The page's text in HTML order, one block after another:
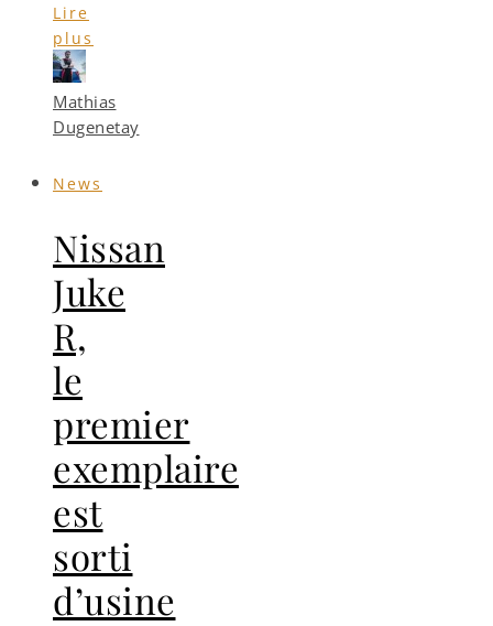
Lire
plus
Mathias
Dugenetay
News
Nissan
Juke
R,
le
premier
exemplaire
est
sorti
d’usine